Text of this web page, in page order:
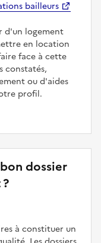
bailleurs
d'un logement
en location
face à cette
constatés,
ou d'aides
profil.
dossier
à constituer un